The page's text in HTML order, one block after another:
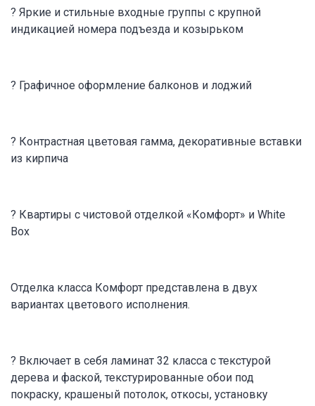
? Яркие и стильные входные группы с крупной
индикацией номера подъезда и козырьком
? Графичное оформление балконов и лоджий
? Контрастная цветовая гамма, декоративные вставки
из кирпича
? Квартиры с чистовой отделкой «Комфорт» и White
Box
Отделка класса Комфорт представлена в двух
вариантах цветового исполнения.
? Включает в себя ламинат 32 класса с текстурой
дерева и фаской, текстурированные обои под
покраску, крашеный потолок, откосы, установку